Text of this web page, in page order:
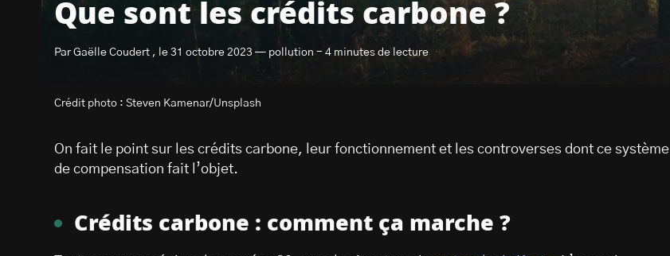
Que sont les crédits carbone ?
Par Gaëlle Coudert , le 31 octobre 2023 — pollution - 4 minutes de lecture
Crédit photo : Steven Kamenar/Unsplash
On fait le point sur les crédits carbone, leur fonctionnement et les controverses dont ce système
de compensation fait l’objet.
Crédits carbone : comment ça marche ?